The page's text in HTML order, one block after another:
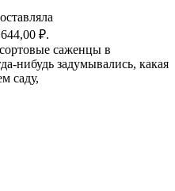
₽.
саженцы в
нибудь задумывались, какая
саду,